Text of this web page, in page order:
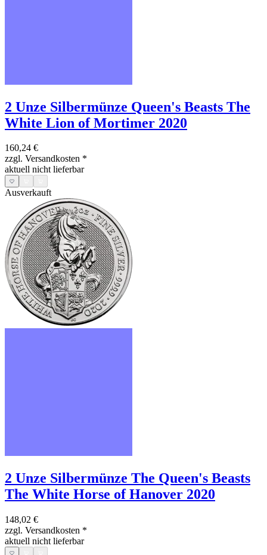
2 Unze Silbermünze Queen's Beasts The
White Lion of Mortimer 2020
160,24 €
zzgl. Versandkosten *
aktuell nicht lieferbar
Ausverkauft
2 Unze Silbermünze The Queen's Beasts
The White Horse of Hanover 2020
148,02 €
zzgl. Versandkosten *
aktuell nicht lieferbar